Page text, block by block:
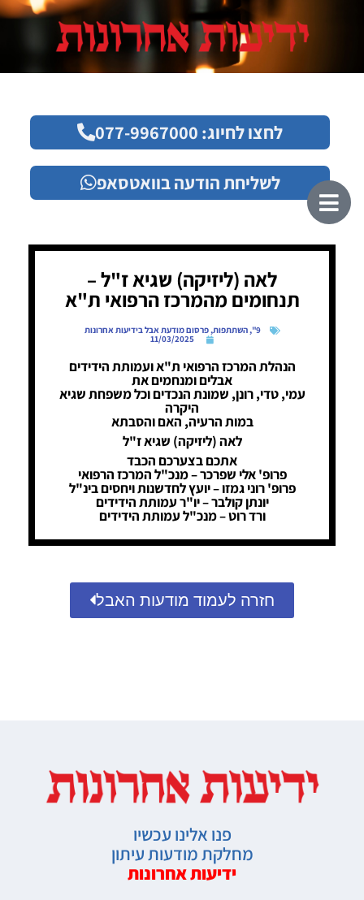
לחצו לחיוג: 077-9967000
לשליחת הודעה בוואטסאפ
לאה (ליזיקה) שגיא ז"ל –
תנחומים מהמרכז הרפואי ת"א
9"
,השתתפות,פרסום מודעת אבל בידיעות אחרונות
11/03/2025
הנהלת המרכז הרפואי ת"א ועמותת הידידים
אבלים ומנחמים את
עמי, טדי, רונן, שמונת הנכדים וכל משפחת שגיא
היקרה
במות הרעיה, האם והסבתא
לאה (ליזיקה) שגיא ז"ל
אתכם בצערכם הכבד
פרופ' אלי שפרכר – מנכ"ל המרכז הרפואי
פרופ' רוני גמזו – יועץ לחדשנות ויחסים בינ"ל
יונתן קולבר – יו"ר עמותת הידידים
ורד רוט – מנכ"ל עמותת הידידים
חזרה לעמוד מודעות האבל
פנו אלינו עכשיו
מחלקת מודעות עיתון
ידיעות אחרונות